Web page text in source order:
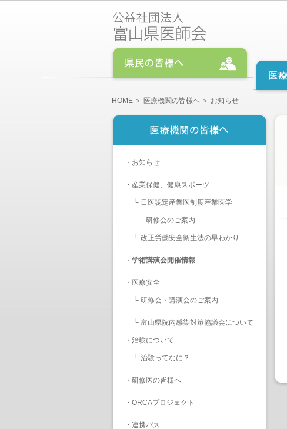
HOME ＞ 医療機関の皆様へ ＞ お知らせ
・ お知らせ
・ 産業保健、健康スポーツ
└ 日医認定産業医制度産業医学
研修会のご案内
└ 改正労働安全衛生法の早わかり
・ 学術講演会開催情報
・ 医療安全
└ 研修会・講演会のご案内
└ 富山県院内感染対策協議会について
・ 治験について
└ 治験ってなに？
・ 研修医の皆様へ
・ ORCAプロジェクト
・ 連携パス